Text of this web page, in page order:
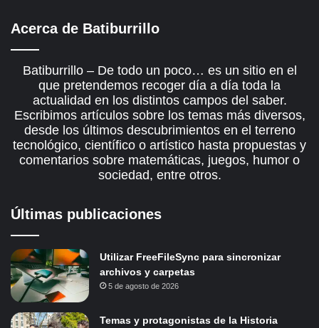
Acerca de Batiburrillo
Batiburrillo – De todo un poco… es un sitio en el
que pretendemos recoger día a día toda la
actualidad en los distintos campos del saber.
Escribimos artículos sobre los temas más diversos,
desde los últimos descubrimientos en el terreno
tecnológico, científico o artístico hasta propuestas y
comentarios sobre matemáticas, juegos, humor o
sociedad, entre otros.
Últimas publicaciones
Utilizar FreeFileSync para sincronizar
archivos y carpetas
5 de agosto de 2026
Temas y protagonistas de la Historia